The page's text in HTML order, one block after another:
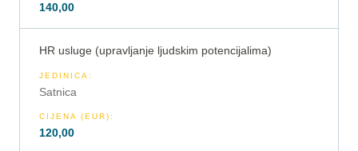
140,00
HR usluge (upravljanje ljudskim potencijalima)
JEDINICA :
Satnica
CIJENA (EUR):
120,00